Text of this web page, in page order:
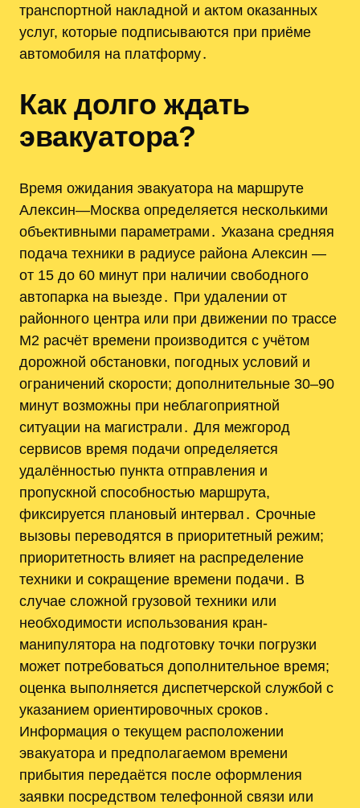
транспортной накладной и актом оказанных
услуг, которые подписываются при приёме
автомобиля на платформу․
Как долго ждать
эвакуатора?
Время ожидания эвакуатора на маршруте
Алексин—Москва определяется несколькими
объективными параметрами․ Указана средняя
подача техники в радиусе района Алексин —
от 15 до 60 минут при наличии свободного
автопарка на выезде․ При удалении от
районного центра или при движении по трассе
М2 расчёт времени производится с учётом
дорожной обстановки, погодных условий и
ограничений скорости; дополнительные 30–90
минут возможны при неблагоприятной
ситуации на магистрали․ Для межгород
сервисов время подачи определяется
удалённостью пункта отправления и
пропускной способностью маршрута,
фиксируется плановый интервал․ Срочные
вызовы переводятся в приоритетный режим;
приоритетность влияет на распределение
техники и сокращение времени подачи․ В
случае сложной грузовой техники или
необходимости использования кран-
манипулятора на подготовку точки погрузки
может потребоваться дополнительное время;
оценка выполняется диспетчерской службой с
указанием ориентировочных сроков․
Информация о текущем расположении
эвакуатора и предполагаемом времени
прибытия передаётся после оформления
заявки посредством телефонной связи или